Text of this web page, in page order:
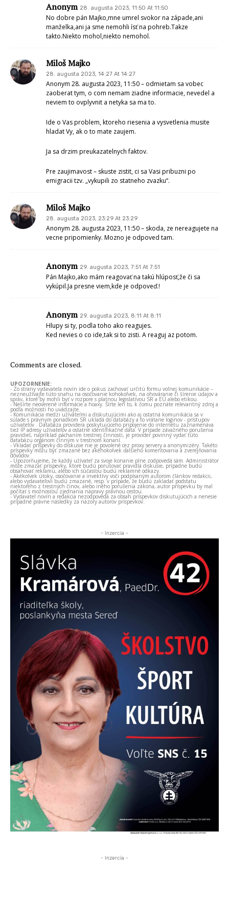
Anonym 28. augusta 2023, 11:50 At 11:50
No dobre pán Majko,mne umrel svokor na západe,ani
manželka,ani ja sme nemohli ísť na pohreb.Takze
takto.Niekto mohol,niekto nemohol.
Miloš Majko
28. augusta 2023, 14:27 At 14:27
Anonym 28. augusta 2023, 11:50 – odmietam sa vobec
zaoberat tym, o com nemam ziadne informacie, nevedel a
neviem to ovplyvnit a netyka sa ma to.
Ide o Vas problem, ktoreho riesenia a vysvetlenia musite
hladat Vy, ak o to mate zaujem.
Ja sa drzim preukazatelnych faktov.
Pre zaujimavost – skuste zistit, ci sa Vasi pribuzni po
emigracii tzv. „vykupili zo statneho zvazku“.
Miloš Majko
28. augusta 2023, 23:29 At 23:29
Anonym 28. augusta 2023, 11:50 – skoda, ze nereagujete na
vecne pripomienky. Mozno je odpoved tam.
Anonym 29. augusta 2023, 7:51 At 7:51
Pán Majko,ako mám reagovať na takú hlúposť,že či sa
vykúpil.Ja presne viem,kde je odpoveď.!
Anonym 29. augusta 2023, 8:11 At 8:11
Hlupy si ty, podla toho ako reagujes.
Ked nevies o co ide,tak si to zisti. A reaguj az potom.
Comments are closed.
UPOZORNENIE:
- Zo strany vydavateľa novín ide o pokus zachovať určitú formu voľnej komunikácie –
nezneužívajte túto snahu na osočovanie kohokoľvek, na ohováranie či šírenie údajov a
správ, ktoré by mohli byť v rozpore s platnou legislatívou SR a EÚ alebo etikou.
- Nešírte neoverené informácie a hoaxy. Šírte len to, k čomu poznáte relevantný zdroj a
podľa možnosti ho uvádzajte.
- Komunikácia medzi užívateľmi a diskutujúcimi ako aj ostatná komunikácia sa v
súlade s právnym poriadkom SR ukladá do databázy a to vrátane loginov - prístupov
užívateľov . Databáza providera poskytujúceho pripojenie do internetu zaznamenáva
tiež IP adresy užívateľov a ostatné identifikačné dáta. V prípade závažného porušenia
pravidiel, napríklad páchaním trestnej činnosti, je provider povinný vydať túto
databázu orgánom činným v trestnom konaní.
- Vkladať príspevky do diskusie nie je povolené cez proxy servery a anonymizéry. Takéto
príspevky môžu byť zmazané bez akéhokoľvek ďalšieho komentovania a zverejňovania
dôvodov.
- Upozorňujeme, že každý užívateľ za svoje konanie plne zodpovedá sám. Administrátor
môže zmazať príspevky, ktoré budú porušovať pravidlá diskusie, prípadne budú
obsahovať reklamu, alebo ich súčasťou budú reklamné odkazy.
- Akékoľvek útoky, osočovanie a invektívy voči podpísaným autorom článkov redakcii,
alebo vydavateľovi budú zmazané, resp. v prípade, že budú zakladať podstatu
niektorého z trestných činov, alebo iného porušenia zákona, autor príspevku by mal
počítať s možnosťou zjednania nápravy právnou cestou.
- Vydavateľ novín a redakcia nezodpovedá za obsah príspevkov diskutujúcich a nenesie
prípadné právne následky za názory autorov príspevkov.
- Inzercia -
- Inzercia -